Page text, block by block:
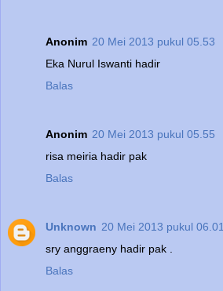
Anonim 20 Mei 2013 pukul 05.53
Eka Nurul Iswanti hadir
Balas
Anonim 20 Mei 2013 pukul 05.55
risa meiria hadir pak
Balas
Unknown 20 Mei 2013 pukul 06.01
sry anggraeny hadir pak .
Balas